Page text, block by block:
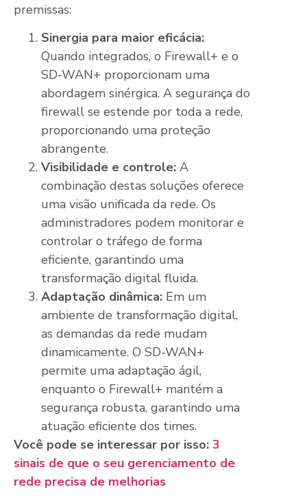
premissas:
Sinergia para maior eficácia:
Quando integrados, o Firewall+ e o
SD-WAN+ proporcionam uma
abordagem sinérgica. A segurança do
firewall se estende por toda a rede,
proporcionando uma proteção
abrangente.
Visibilidade e controle: A
combinação destas soluções oferece
uma visão unificada da rede. Os
administradores podem monitorar e
controlar o tráfego de forma
eficiente, garantindo uma
transformação digital fluida.
Adaptação dinâmica: Em um
ambiente de transformação digital,
as demandas da rede mudam
dinamicamente. O SD-WAN+
permite uma adaptação ágil,
enquanto o Firewall+ mantém a
segurança robusta, garantindo uma
atuação eficiente dos times.
Você pode se interessar por isso: 3
sinais de que o seu gerenciamento de
rede precisa de melhorias